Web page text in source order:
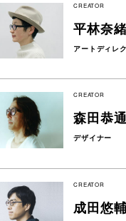
CREATOR
平林奈
アートディレ
CREATOR
森田恭通
デザイナー
CREATOR
成田悠輔